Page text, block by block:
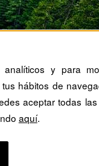
y para
hábitos de
aceptar todas
aquí.